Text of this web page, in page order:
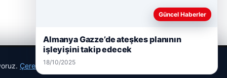
Çerez Politikamız
Güncel Haberler
Almanya Gazze’de ateşkes planının
işleyişini takip edecek
18/10/2025